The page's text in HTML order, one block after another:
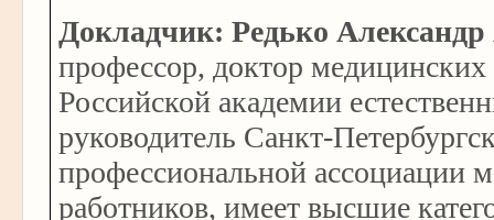
Докладчик: Редько Александр
профессор, доктор медицинских
Российской академии
руководитель Санкт-
профессиональной ассоциации
работников, имеет высшие